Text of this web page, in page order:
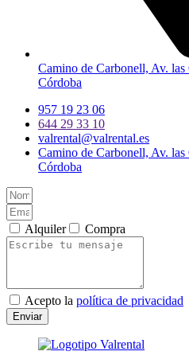
Camino de Carbonell, Av.
Córdoba
957 19 23 06
644 29 33 10
valrental@valrental.es
Camino de Carbonell, Av.
Córdoba
Alquiler Compra
Acepto la política de privacidad
Enviar